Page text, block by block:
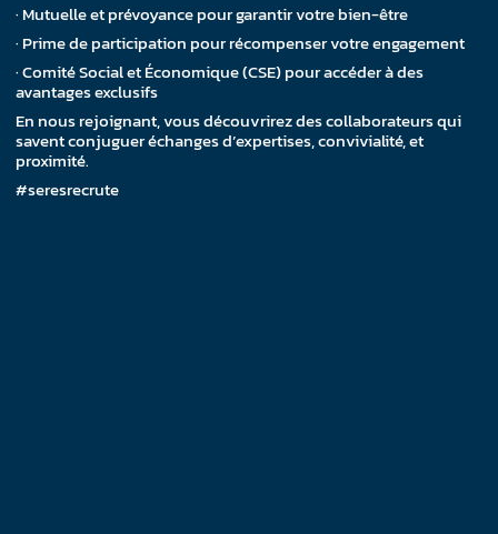
· Mutuelle et prévoyance pour garantir votre bien-être
· Prime de participation pour récompenser votre engagement
· Comité Social et Économique (CSE) pour accéder à des
avantages exclusifs
En nous rejoignant, vous découvrirez des collaborateurs qui
savent conjuguer échanges d’expertises, convivialité, et
proximité.
#seresrecrute